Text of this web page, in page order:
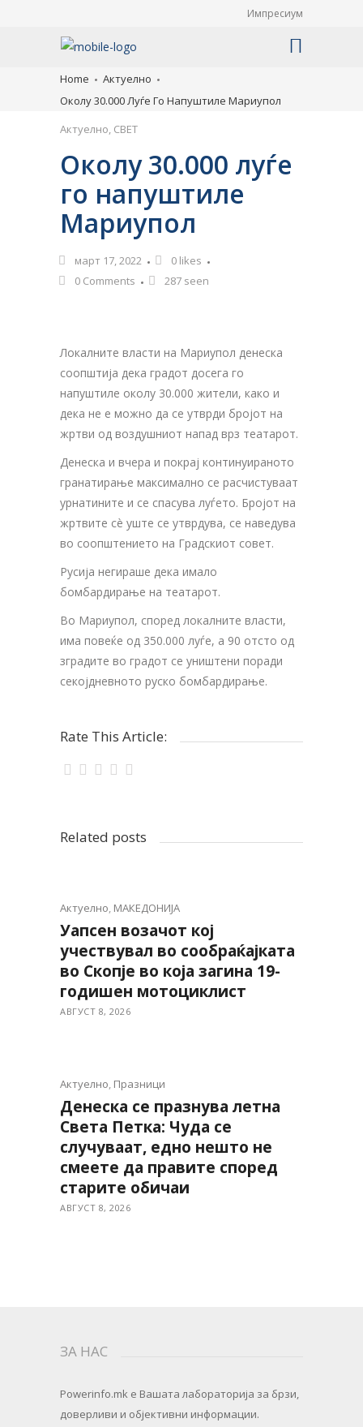
Импресиум
Home
Актуелно
Околу 30.000 Луѓе Го Напуштиле Мариупол
Актуелно, СВЕТ
Околу 30.000 луѓе
го напуштиле
Мариупол
март 17, 2022 0 likes
0 Comments
287 seen
Локалните власти на Мариупол денеска
соопштија дека градот досега го
напуштиле околу 30.000 жители, како и
дека не е можно да се утврди бројот на
жртви од воздушниот напад врз театарот.
Денеска и вчера и покрај континуираното
гранатирање максимално се расчистуваат
урнатините и се спасува луѓето. Бројот на
жртвите сè уште се утврдува, се наведува
во соопштението на Градскиот совет.
Русија негираше дека имало
бомбардирање на театарот.
Во Мариупол, според локалните власти,
има повеќе од 350.000 луѓе, а 90 отсто од
зградите во градот се уништени поради
секојдневното руско бомбардирање.
Rate This Article:
Related posts
Актуелно, МАКЕДОНИЈА
Уапсен возачот кој
учествувал во сообраќајката
во Скопје во која загина 19-
годишен мотоциклист
АВГУСТ 8, 2026
Актуелно, Празници
Денеска се празнува летна
Света Петка: Чуда се
случуваат, едно нешто не
смеете да правите според
старите обичаи
АВГУСТ 8, 2026
ЗА НАС
Powerinfo.mk e Вашата лабораторија за брзи,
доверливи и објективни информации.